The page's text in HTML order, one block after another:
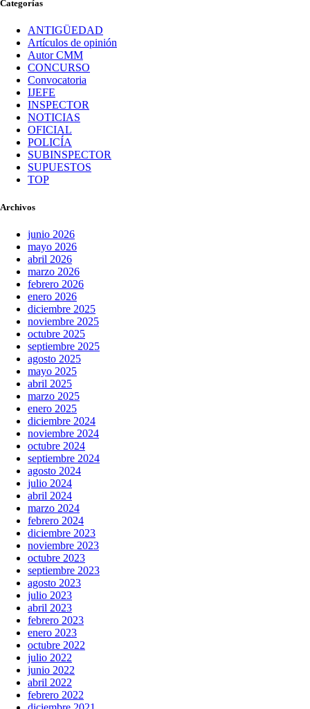
Categorías
ANTIGÜEDAD
Artículos de opinión
Autor CMM
CONCURSO
Convocatoria
IJEFE
INSPECTOR
NOTICIAS
OFICIAL
POLICÍA
SUBINSPECTOR
SUPUESTOS
TOP
Archivos
junio 2026
mayo 2026
abril 2026
marzo 2026
febrero 2026
enero 2026
diciembre 2025
noviembre 2025
octubre 2025
septiembre 2025
agosto 2025
mayo 2025
abril 2025
marzo 2025
enero 2025
diciembre 2024
noviembre 2024
octubre 2024
septiembre 2024
agosto 2024
julio 2024
abril 2024
marzo 2024
febrero 2024
diciembre 2023
noviembre 2023
octubre 2023
septiembre 2023
agosto 2023
julio 2023
abril 2023
febrero 2023
enero 2023
octubre 2022
julio 2022
junio 2022
abril 2022
febrero 2022